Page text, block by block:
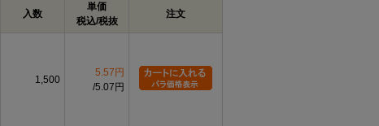
入数
単価
税込/税抜
注文
1,500
5.57円
5.07円